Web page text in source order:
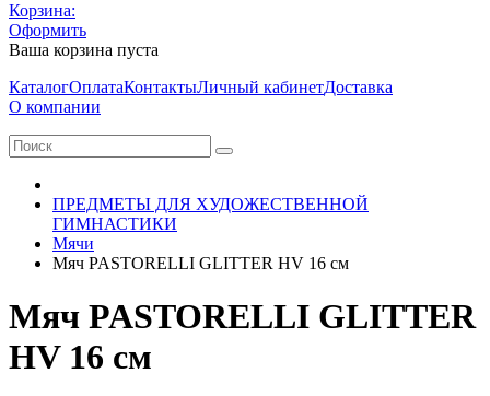
Корзина:
Оформить
Ваша корзина пуста
КаталогОплатаКонтактыЛичный кабинетДоставка
О компании
ПРЕДМЕТЫ ДЛЯ ХУДОЖЕСТВЕННОЙ
ГИМНАСТИКИ
Мячи
Мяч PASTORELLI GLITTER HV 16 см
Мяч PASTORELLI GLITTER
HV 16 см